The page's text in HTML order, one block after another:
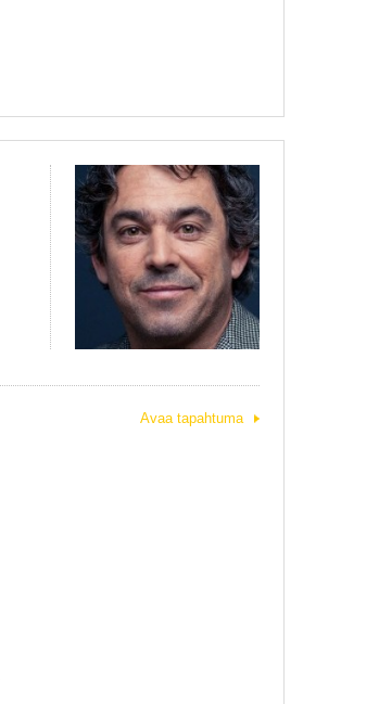
Avaa tapahtuma